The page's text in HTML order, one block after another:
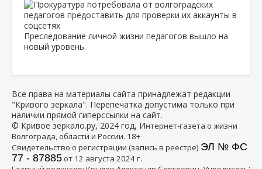
Преследование личной жизни педагогов вышло на
новый уровень.
Все права на материалы сайта принадлежат редакции
"Кривого зеркала". Перепечатка допустима только при
наличии прямой гиперссылки на сайт.
© Кривое зеркало.ру, 2024 год, Интернет-газета о жизни
Волгограда, области и России. 18+
Свидетельство о регистрации (запись в реестре) ЭЛ № ФС
77 - 87885от 12 августа 2024 г.